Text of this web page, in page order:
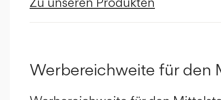
Werbereichweite für den